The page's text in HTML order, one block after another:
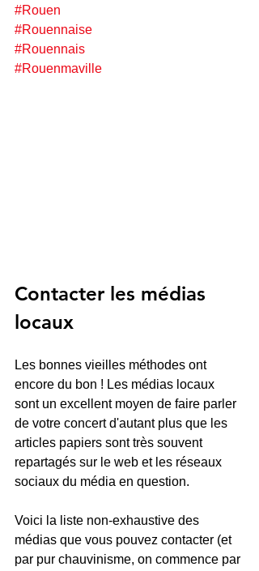
#Rouen
#Rouennaise
#Rouennais
#Rouenmaville
Contacter les médias
locaux
Les bonnes vieilles méthodes ont
encore du bon ! Les médias locaux
sont un excellent moyen de faire parler
de votre concert d'autant plus que les
articles papiers sont très souvent
repartagés sur le web et les réseaux
sociaux du média en question.
Voici la liste non-exhaustive des
médias que vous pouvez contacter (et
par pur chauvinisme, on commence par